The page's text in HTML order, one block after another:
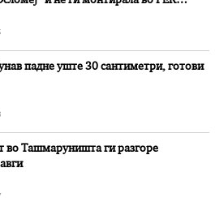
падне уште 30 сантиметри, готови
во Ташмаруништa ги разгоре